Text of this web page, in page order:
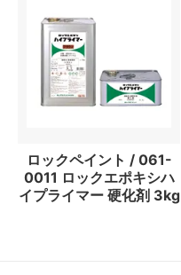
ロックペイント / 061-
0011 ロックエポキシハ
イプライマー 硬化剤 3kg